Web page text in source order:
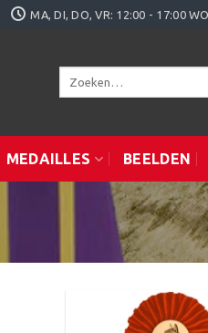
MA, DI, DO, VR: 12:00 - 17:00
Zoeken
MEDAILLES BEELDEN